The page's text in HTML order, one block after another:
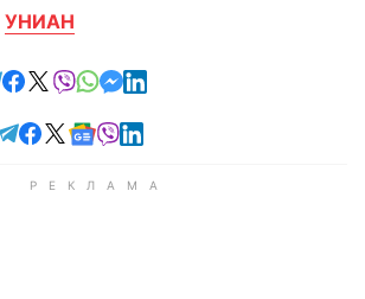
УНИАН
отправить в Telegram
поделиться в Facebook
поделиться в X
отправить в Viber
отправить в Whatsapp
отправить в Messenger
отправить в LinkedIn
Читайте в Telegram
Читайте в Facebook
Читайте в X
Читайте в Google news
Читайте в Viber
Читайте в LinkedIn